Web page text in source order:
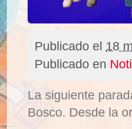
Publicado el 18
Publicado en
La siguiente
Bosco. Desde la